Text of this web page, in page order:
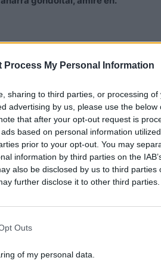
Process My Personal Information
sharing to third parties, or processing
advertising by us, please use the below
that after your opt-out request is
based on personal information
prior to your opt-out. You may
information by third parties on the
also be disclosed by us to third parties
further disclose it to other third parties.
Outs
of my personal data.
lehet, hogy épp azt vette meg?
Ádámra nézett, aki épp az ingét
Előfordulhat. A kisördög azonban
anyja. Talán mégse volt igaza.
alig várja, hogy legközelebb
szerelmes! Őrjítően és
sem, pedig azt hitte,
kolléganője összesúgott a háta
azonban nem merték.
egy kedves, huncut üzenetet. A
ötkor kezdett feszült lenni. Úgy